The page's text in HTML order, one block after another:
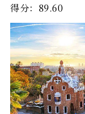
得分：89.60